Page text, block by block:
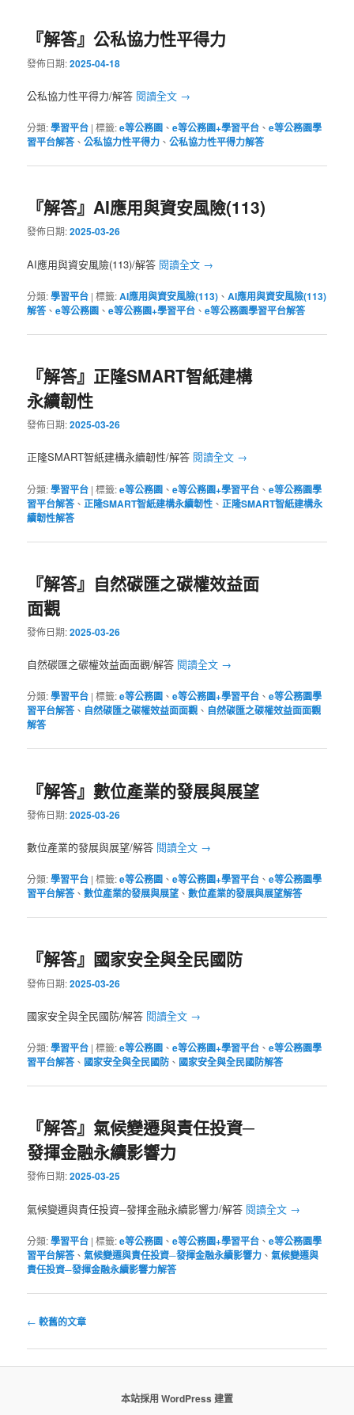
『解答』公私協力性平得力
發佈日期:2025-04-18
公私協力性平得力/解答 閱讀全文 →
分類:學習平台 |標籤:e等公務園 、e等公務園+學習平台 、e等公務園學
習平台解答、公私協力性平得力 、公私協力性平得力解答
『解答』AI應用與資安風險(113)
發佈日期:2025-03-26
AI應用與資安風險(113)/解答 閱讀全文 →
分類:學習平台 |標籤:AI應用與資安風險(113) 、AI應用與資安風險(113)
解答、e等公務園 、e等公務園+學習平台 、e等公務園學習平台解答
『解答』正隆SMART智紙建構
永續韌性
發佈日期:2025-03-26
正隆SMART智紙建構永續韌性/解答 閱讀全文 →
分類:學習平台 |標籤:e等公務園 、e等公務園+學習平台 、e等公務園學
習平台解答、正隆SMART智紙建構永續韌性 、正隆SMART智紙建構永
續韌性解答
『解答』自然碳匯之碳權效益面
面觀
發佈日期:2025-03-26
自然碳匯之碳權效益面面觀/解答 閱讀全文 →
分類:學習平台 |標籤:e等公務園 、e等公務園+學習平台 、e等公務園學
習平台解答、 自然碳匯之碳權效益面面觀 、 自然碳匯之碳權效益面面觀
解答
『解答』數位產業的發展與展望
發佈日期:2025-03-26
數位產業的發展與展望/解答 閱讀全文 →
分類:學習平台 |標籤:e等公務園 、e等公務園+學習平台 、e等公務園學
習平台解答、數位產業的發展與展望 、數位產業的發展與展望解答
『解答』國家安全與全民國防
發佈日期:2025-03-26
國家安全與全民國防/解答 閱讀全文 →
分類:學習平台 |標籤:e等公務園 、e等公務園+學習平台 、e等公務園學
習平台解答、 國家安全與全民國防 、 國家安全與全民國防解答
『解答』氣候變遷與責任投資─
發揮金融永續影響力
發佈日期:2025-03-25
氣候變遷與責任投資─發揮金融永續影響力/解答 閱讀全文 →
分類:學習平台 |標籤:e等公務園 、e等公務園+學習平台 、e等公務園學
習平台解答、氣候變遷與責任投資─發揮金融永續影響力 、氣候變遷與
責任投資─發揮金融永續影響力解答
文
導
覽
← 較舊的文章
本站採用 WordPress 建置